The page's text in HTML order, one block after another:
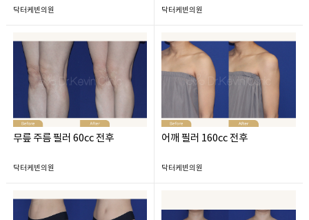
닥터케빈의원 닥터케빈의원
무릎 주름 필러 60cc 전후
닥터케빈의원
어깨 필러 160cc 전후
닥터케빈의원